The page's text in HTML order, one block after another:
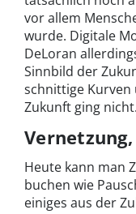
vor allem
wurde. Digitale
DeLoran
Sinnbild der
schnittige Kurven
Zukunft ging nicht.
Heute kann man
buchen wie
einiges aus der